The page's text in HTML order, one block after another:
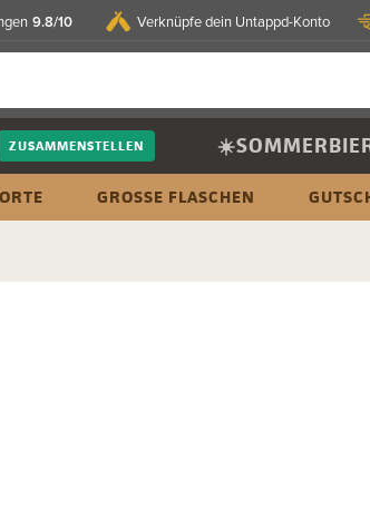
9.8/10 Verknüpfe dein Untappd-Konto
ZUSAMMENSTELLEN
GROSSE FLASCHEN